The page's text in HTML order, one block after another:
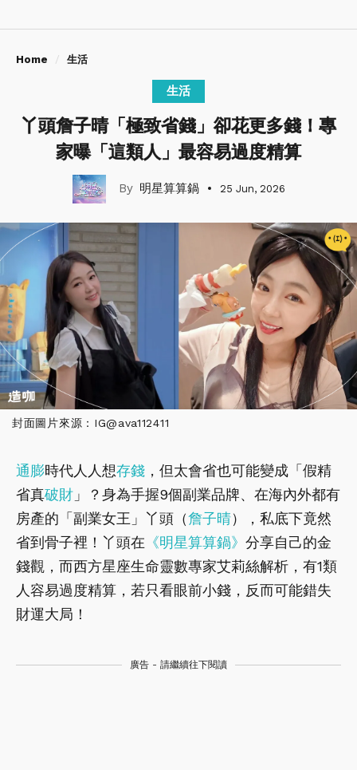
Home 生活
生活
丫頭詹子晴「極致省錢」卻花更多錢！專
家曝「這類人」最容易過度精算
明星算算鍋 25 Jun, 2026
封面圖片來源：IG@ava112411
通膨時代人人想存錢 ，但太會省也可能變成「假精
省真破財 」？身為手握9個副業品牌、在海內外都有
房產的「副業女王」丫頭（詹子晴），私底下竟然
省到骨子裡！丫頭在 《明星算算鍋》 分享自己的金
錢觀，而西方星座生命靈數專家艾莉絲解析，有1類
人容易過度精算，若只看眼前小錢，反而可能錯失
財運大局！
廣告 - 請繼續往下閱讀